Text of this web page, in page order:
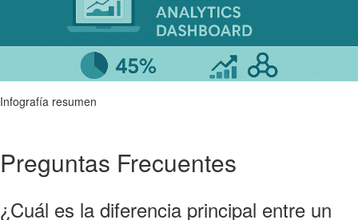
Infografía resumen
Preguntas Frecuentes
¿Cuál es la diferencia principal entre un